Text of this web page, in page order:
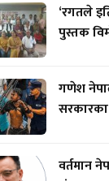
‘रगतले
पुस्तक
गणेश
सरकारका
वर्तमान